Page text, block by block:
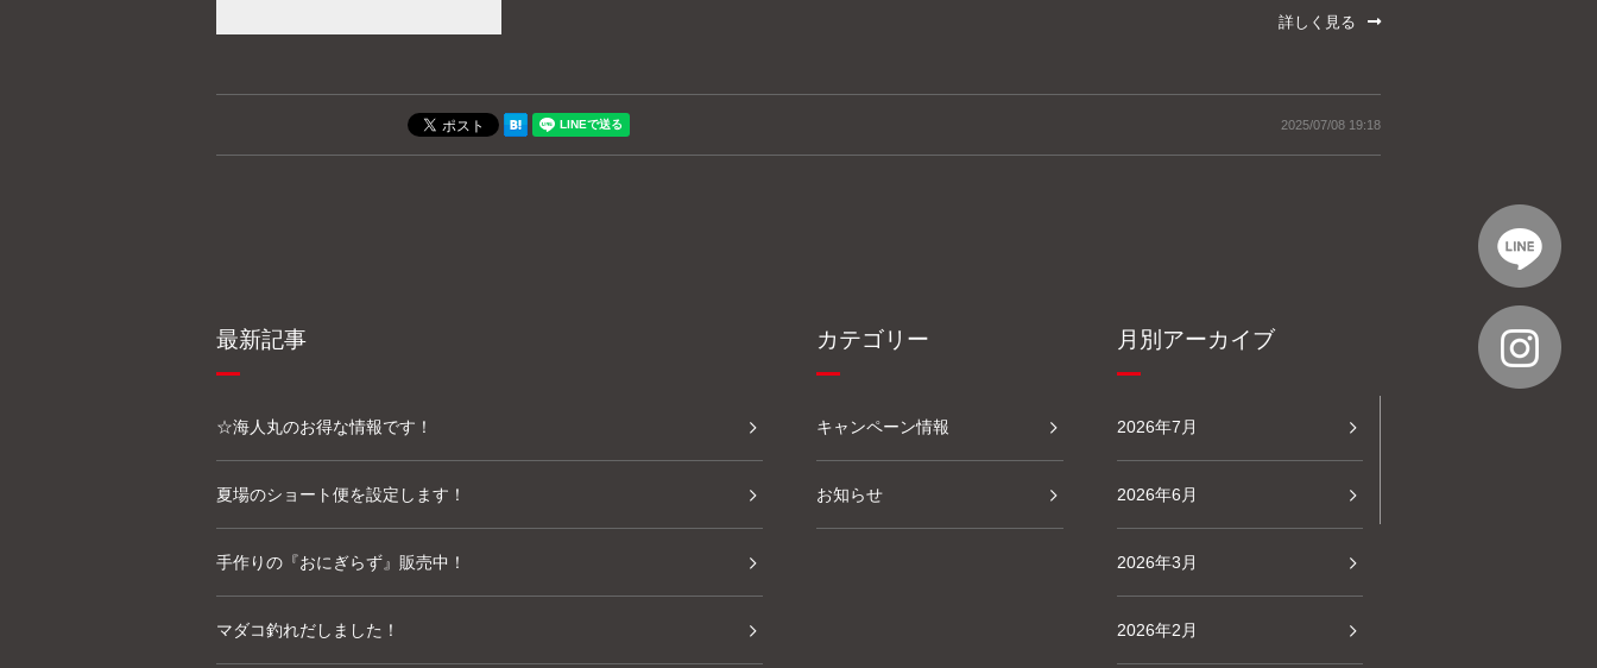
詳しく見る
2025/07/08 19:18
最新記事
☆海人丸のお得な情報です！
夏場のショート便を設定します！
手作りの『おにぎらず』販売中！
マダコ釣れだしました！
カテゴリー
キャンペーン情報
お知らせ
月別アーカイブ
2026年7月
2026年6月
2026年3月
2026年2月